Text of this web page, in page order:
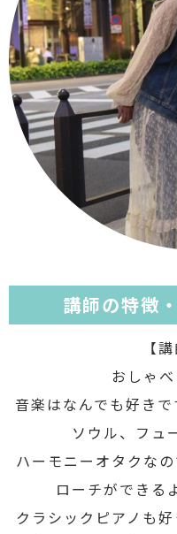
講師の特徴
【
おしゃべ
音楽はなんでも好きで
ソウル、フュ
ハーモニーオタクな
ローチができる
クラシックピアノも